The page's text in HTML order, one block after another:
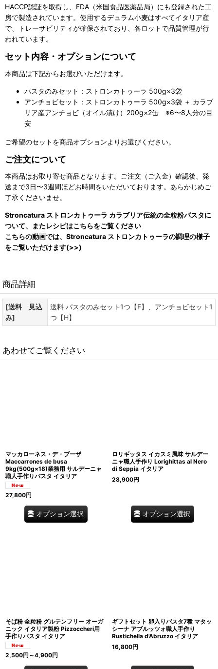
HACCP認証を取得し、FDA（米国食品医薬品局）にも登録された工
房で製造されています。使用するデュラム小麦はすべてイタリア産
で、トレーサビリティが確保されており、各ロットで品質管理が行
われています。
セット内容・オプションについて
本商品は下記からお選びいただけます。
パスタのみセット：ストロンカトゥーラ 500g×3袋
アンチョビセット：ストロンカトゥーラ 500g×3袋 ＋ カラブ
リア産アンチョビ（オイル漬け）200g×2缶 ※6〜8人分の目
安
ご希望のセットを商品オプションよりお選びください。
ご注文について
本商品はお取り寄せ商品となります。ご注文（ご入金）確認後、発
送まで3日〜3週間ほどお時間をいただいております。あらかじめご
了承くださいませ。
Stroncatura ストロンカトゥーラ カラブリア伝統の全粒粉パスタに
ついて、またレシピはこちらをご覧ください
こちらの動画では、Stroncatura ストロンカトゥーラの調理の様子
をご覧いただけます(>>)
商品詳細
[送料 見込
み]
送料 パスタのみセット1つ【F】、アンチョビセット1
つ【H】
あわせてご覧ください
マッカローネス・デ・ブーザ
Maccarrones de busa
9kg(500g×18)業務用 サルデーニャ
職人手作りパスタ イタリア
27,800円
オプション選択
ロリギッタス イカスミ風味 サルデー
ニャ職人手作り Lorighittas al Nero
di Seppia イタリア
28,900円
オプション選択
そば粉 全粒粉 グルテンフリー オーガ
ニック イタリア製粉 Pizzoccheri用
手作りパスタ イタリア
2,500円 ～4,900円
ギフトセット 卵入りパスタ7種 マタッ
シーナ アブルッツォ職人手作り
Rustichella d'Abruzzo イタリア
16,800円